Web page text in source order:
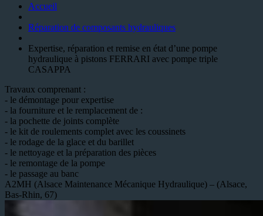
Accueil
Réparation de composants hydrauliques
Expertise, réparation et remise en état d’une pompe
hydraulique à pistons FERRARI avec pompe triple
CASAPPA
Travaux comprenant :
- le démontage pour expertise
- la fourniture et le remplacement de :
- la pochette de joints complète
- le kit de roulements complet avec les coussinets
- le rodage de la glace et du barillet
- le nettoyage et la préparation des pièces
- le remontage de la pompe
- le passage au banc
A2MH (Alsace Maintenance Mécanique Hydraulique) – (Alsace,
Bas-Rhin, 67)